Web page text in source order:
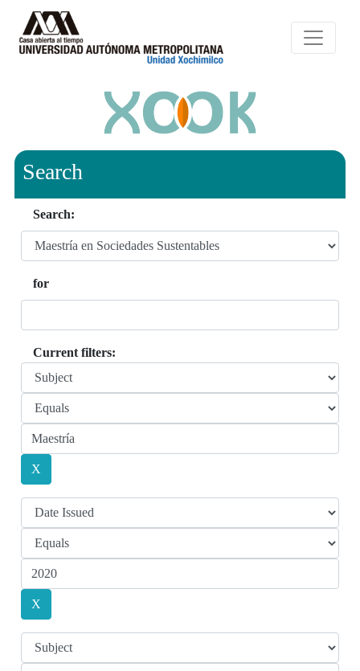
Search
Search:
for
Current filters: